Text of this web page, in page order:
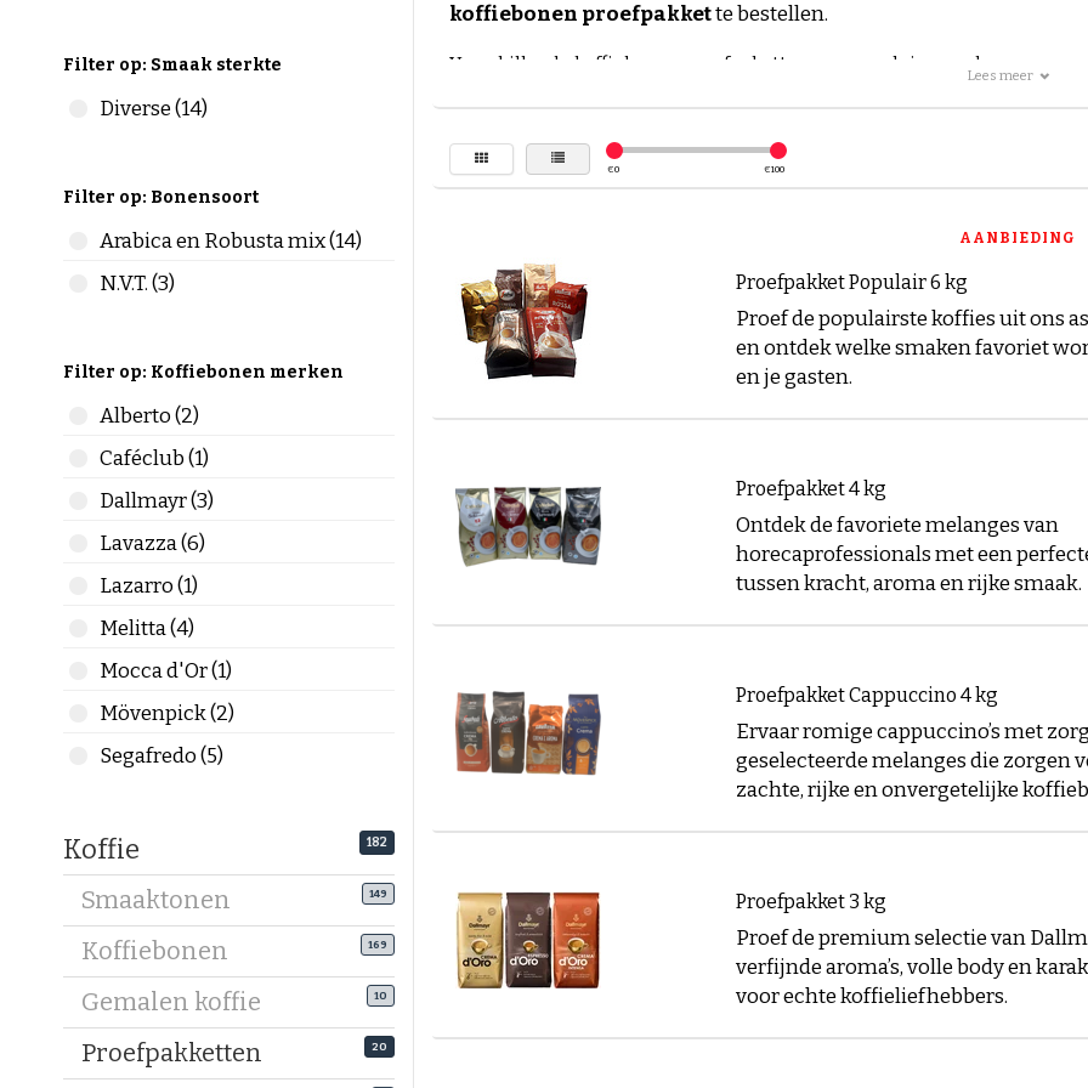
Filter op: Smaak sterkte
Diverse (14)
Filter op: Bonensoort
Arabica en Robusta mix (14)
N.V.T. (3)
Filter op: Koffiebonen merken
Alberto (2)
Caféclub (1)
Dallmayr (3)
Lavazza (6)
Lazarro (1)
Melitta (4)
Mocca d'Or (1)
Mövenpick (2)
Segafredo (5)
Koffie 182
Smaaktonen 149
Koffiebonen 169
Gemalen koffie 10
Proefpakketten 20
koffiebonen proefpakkette bestellen.
Verschillende koffiebonen proefpaketten van populaire merken
koffiemerken zoals eenkoffiebonen
proefpakketvan Mövenpick,koffiebonenproefpakketvan
Bestel een koffiebonen proefpakket om jouw favoriete koffie te leren
Koffie is er in vele soorten. De sterkte van een koffieboon is hierbij
liefhebber van een milde, sterke of extra sterke koffieboon? Ontdek
een koffiebonen proefpakket van de Koffiebaron. Ook komt koffie
bereidingen. Ben je een espresso drinker of lust jij graag een
de Koffiebaron verschillende proefpakketten voor aan!
Wanneer u kiest voor koffiebonen van De Koffiebaron
in vergelijking met andere aanbieders. Als u één van dekoffiebonen
bestelt zullen wij er zo snel mogelijk voor zorgen dat de
afgeleverd. Wij streven er altijd naar dat bestellingen die op
geplaatst zijn, deze de volgende dag bij u thuis worden afgeleverd.
De Koffiebaron heeft al jarenlange ervaring en veel kennis over het
Wanneer u vragen heeft kunt u deze altijd aan ons stellen via onze
pagina.
Wij zullen dan zo snel mogelijk met u contact opnemen.
Lees meer
€0 €100
AANBIEDING
Proefpakket Populair 6 kg
Proef de populairste koffies uit ons
en ontdek welke smaken favoriet
en je gasten.
Proefpakket 4 kg
Ontdek de favoriete melanges van
horecaprofessionals met een
tussen kracht, aroma en rijke smaak.
Proefpakket Cappuccino 4 kg
Ervaar romige cappuccino’s met
geselecteerde melanges die zorgen
zachte, rijke en onvergetelijke
Proefpakket 3 kg
Proef de premium selectie van
verfijnde aroma’s, volle body en
voor echte koffieliefhebbers.